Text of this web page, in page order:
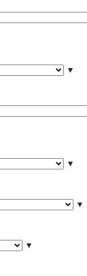
▼
▼
▼
▼